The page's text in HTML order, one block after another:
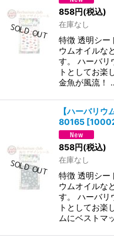
858円(税込)
在庫なし
特徴 透明シー
ウムオイルな
す。 ハーバリ
トとしてお楽
金魚が風流！
【ハーバリ
80165 [
858円(税込)
在庫なし
特徴 透明シー
ウムオイルな
す。 ハーバリ
トとしてお楽
ムにベストマ